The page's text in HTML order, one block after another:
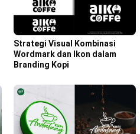
Strategi Visual Kombinasi
Wordmark dan Ikon dalam
Branding Kopi